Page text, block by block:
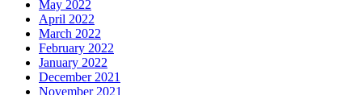
May 2022
April 2022
March 2022
February 2022
January 2022
December 2021
November 2021